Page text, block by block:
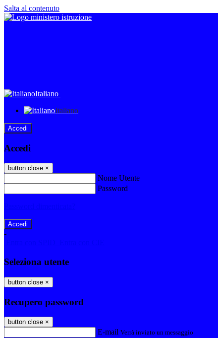
Salta al contenuto
Italiano
Italiano
Accedi
Accedi
button close ×
Nome Utente
Password
-
Seleziona utente
button close ×
Recupero password
button close ×
E-mail Verrà inviato un messaggio